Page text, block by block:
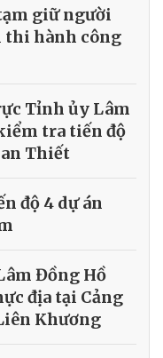
giữ người
thi hành công
Tỉnh ủy Lâm
tra tiến độ
Thiết
độ 4 dự án
Đồng Hồ
địa tại Cảng
Khương